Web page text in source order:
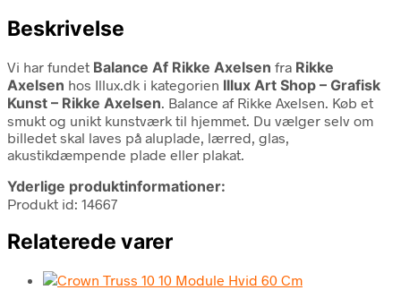
Beskrivelse
Vi har fundet Balance Af Rikke Axelsen fra Rikke
Axelsen hos Illux.dk i kategorien Illux Art Shop – Grafisk
Kunst – Rikke Axelsen. Balance af Rikke Axelsen. Køb et
smukt og unikt kunstværk til hjemmet. Du vælger selv om
billedet skal laves på aluplade, lærred, glas,
akustikdæmpende plade eller plakat.
Yderlige produktinformationer:
Produkt id: 14667
Relaterede varer